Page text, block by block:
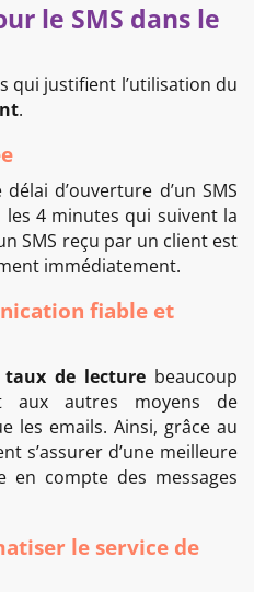
le SMS dans le
qui justifient l’utilisation du
.
d’ouverture d’un SMS
4 minutes qui suivent la
SMS reçu par un client est
immédiatement.
fiable et
taux de lecture beaucoup
aux autres moyens de
les emails. Ainsi, grâce au
s’assurer d’une meilleure
en compte des messages
le service de